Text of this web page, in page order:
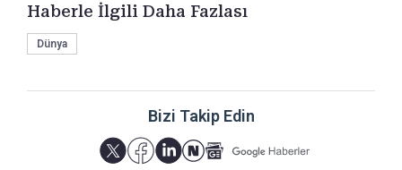
Haberle İlgili Daha Fazlası
Dünya
Bizi Takip Edin